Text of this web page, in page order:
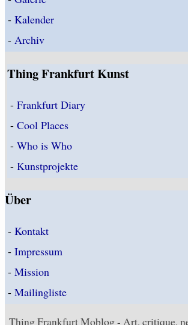
- Kalender
- Archiv
Thing Frankfurt Kunst
-Frankfurt Diary
-Cool Places
-Who is Who
-Kunstprojekte
Über
- Kontakt
- Impressum
- Mission
- Mailingliste
Thing Frankfurt Moblog - Art, critique,